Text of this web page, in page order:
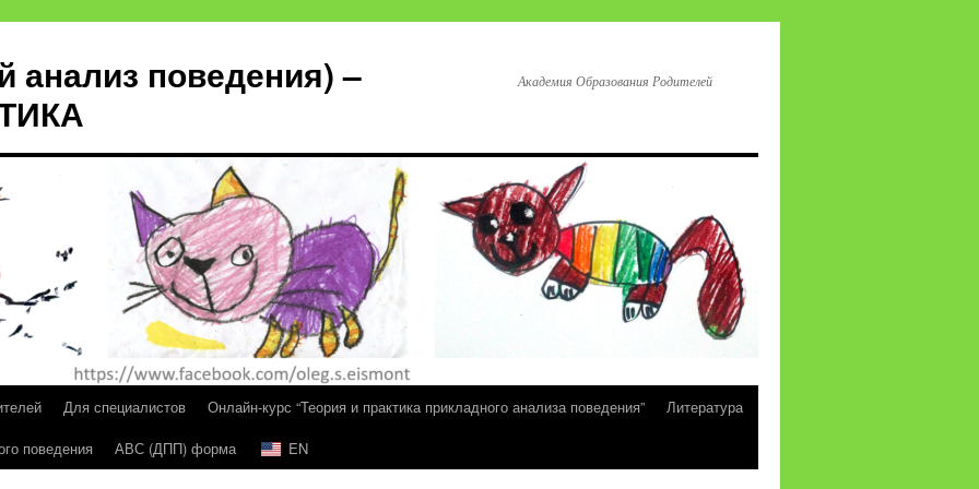
анализ поведения) –
Академия Образования Родителей
Для специалистов Онлайн-курс “Теория и практика прикладного анализа поведения”
Литература
поведения АВС (ДПП) форма EN